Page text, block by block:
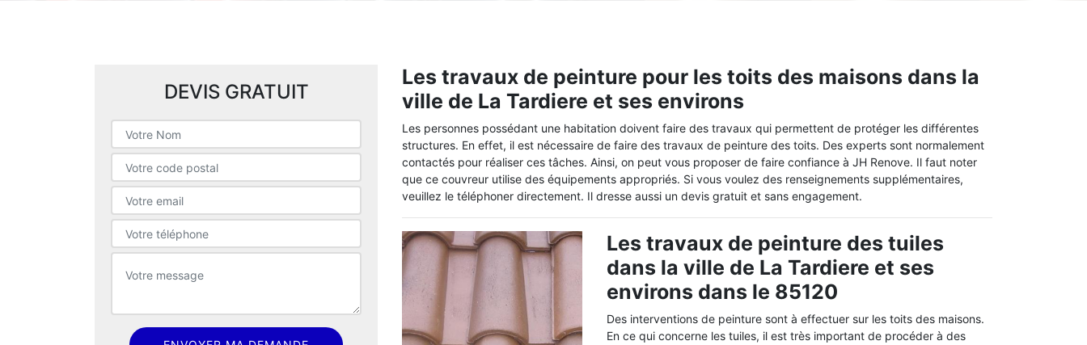
DEVIS GRATUIT
Les travaux de peinture pour les toits des maisons dans la
ville de La Tardiere et ses environs
Les personnes possédant une habitation doivent faire des travaux qui permettent de protéger les différentes
structures. En effet, il est nécessaire de faire des travaux de peinture des toits. Des experts sont normalement
contactés pour réaliser ces tâches. Ainsi, on peut vous proposer de faire confiance à JH Renove. Il faut noter
que ce couvreur utilise des équipements appropriés. Si vous voulez des renseignements supplémentaires,
veuillez le téléphoner directement. Il dresse aussi un devis gratuit et sans engagement.
Les travaux de peinture des tuiles
dans la ville de La Tardiere et ses
environs dans le 85120
Des interventions de peinture sont à effectuer sur les toits des maisons.
En ce qui concerne les tuiles, il est très important de procéder à des